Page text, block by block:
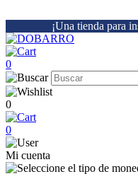
¡Una tienda para
0
0
0
Mi cuenta